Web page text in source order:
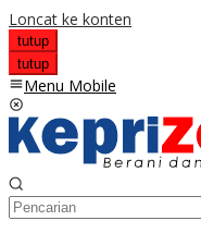
Loncat ke konten
tutup
tutup
Menu Mobile